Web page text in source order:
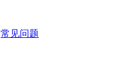
常见问题